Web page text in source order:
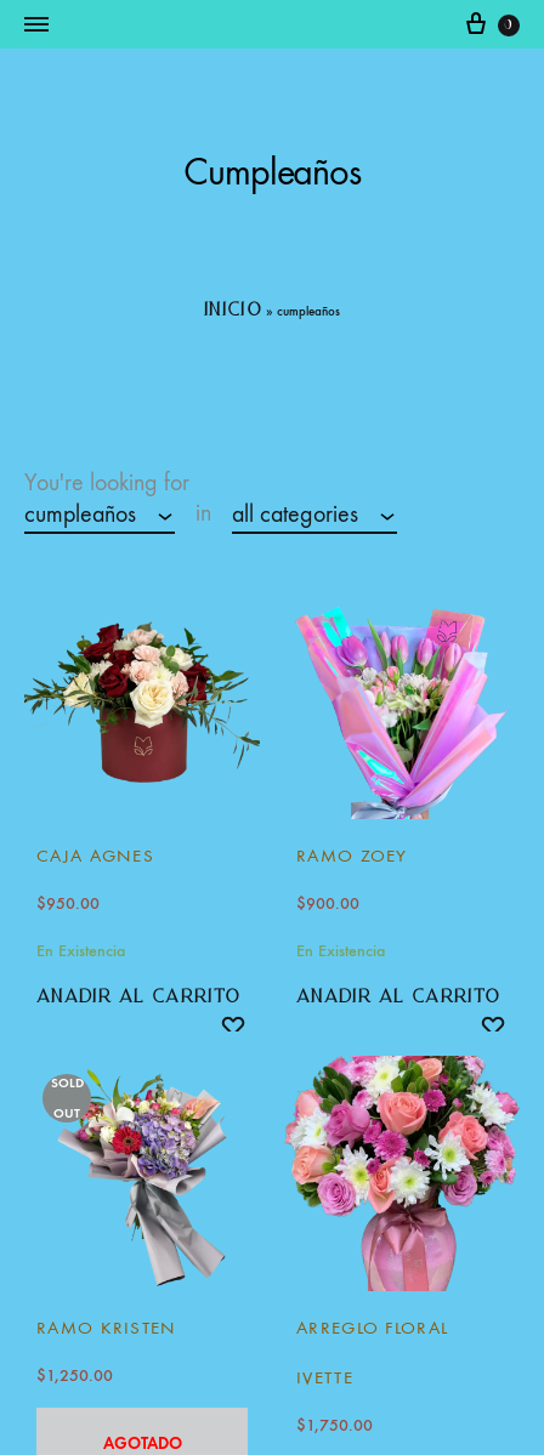
0
Cumpleaños
inicio » cumpleaños
You're looking for
cumpleaños
in all categories
CAJA AGNES
$950.00
En Existencia
añadir al carrito
RAMO ZOEY
$900.00
En Existencia
añadir al carrito
SOLD
OUT
RAMO KRISTEN
$1,250.00
AGOTADO
ARREGLO FLORAL
IVETTE
$1,750.00